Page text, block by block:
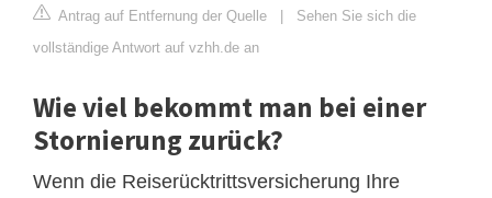
Antrag auf Entfernung der Quelle | Sehen Sie sich die
vollständige Antwort auf vzhh.de an
Wie viel bekommt man bei einer
Stornierung zurück?
Wenn die Reiserücktrittsversicherung Ihre